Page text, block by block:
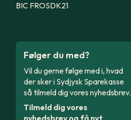
BIC FROSDK21
Følger du med?
Vil du gerne følge med i, hvad
der sker i Sydjysk Sparekasse
så tilmeld dig vores nyhedsbrev.
Tilmeld dig vores
nyhedsbrev og få nyt